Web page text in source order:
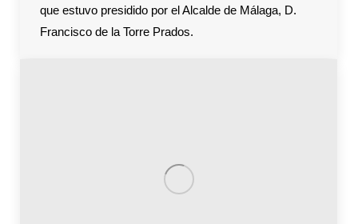
que estuvo presidido por el Alcalde de Málaga, D.
Francisco de la Torre Prados.